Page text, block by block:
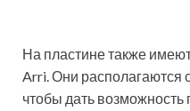
На пластине также
Arri. Они располагаются
чтобы дать